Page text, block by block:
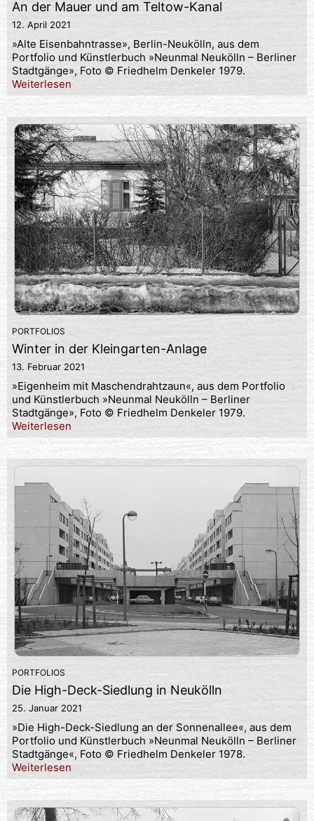
An der Mauer und am Teltow-Kanal
12. April 2021
»Alte Eisenbahntrasse», Berlin-Neukölln, aus dem
Portfolio und Künstlerbuch »Neunmal Neukölln – Berliner
Stadtgänge», Foto © Friedhelm Denkeler 1979.
Weiterlesen
PORTFOLIOS
Winter in der Kleingarten-Anlage
13. Februar 2021
»Eigenheim mit Maschendrahtzaun«, aus dem Portfolio
und Künstlerbuch »Neunmal Neukölln – Berliner
Stadtgänge», Foto © Friedhelm Denkeler 1979.
Weiterlesen
PORTFOLIOS
Die High-Deck-Siedlung in Neukölln
25. Januar 2021
»Die High-Deck-Siedlung an der Sonnenallee«, aus dem
Portfolio und Künstlerbuch »Neunmal Neukölln – Berliner
Stadtgänge«, Foto © Friedhelm Denkeler 1978.
Weiterlesen